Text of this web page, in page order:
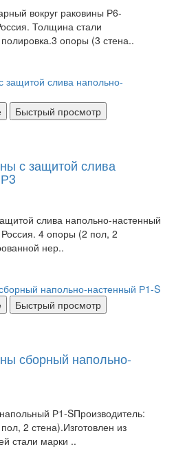
вокруг раковины Р6-
Толщина стали
опоры (3 стена..
Быстрый просмотр
с защитой слива
слива напольно-настенный
4 опоры (2 пол, 2
нер..
Быстрый просмотр
сборный напольно-
Р1-SПроизводитель:
2 стена).Изготовлен из
стали марки ..